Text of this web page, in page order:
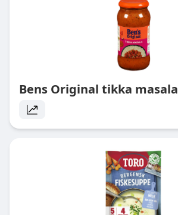
Bens Original tikka masala